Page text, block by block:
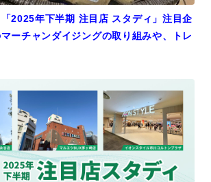
2025年下半期 注目店 スタディ」注目企
ーチャンダイジングの取り組みや、トレ